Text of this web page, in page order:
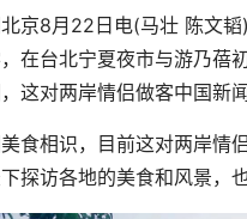
8月22日电(马壮 陈文韬)
在台北宁夏夜市与游乃蓓
这对两岸情侣做客中国新
相识，目前这对两岸情侣
探访各地的美食和风景，
已